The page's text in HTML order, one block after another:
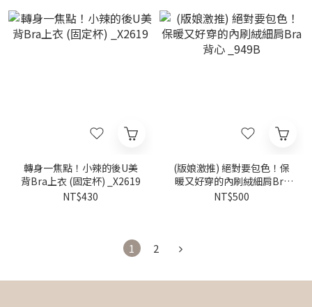
轉身一焦點！小辣的後U美
背Bra上衣 (固定杯) _X2619
NT$430
(版娘激推) 絕對要包色！保
暖又好穿的內刷絨細肩Bra
背心 _949B
NT$500
1 2